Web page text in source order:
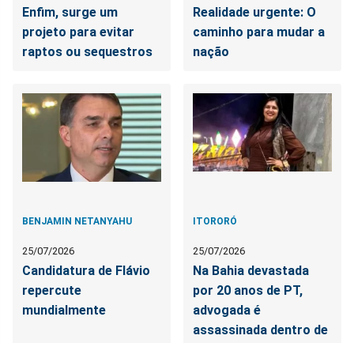
Enfim, surge um
projeto para evitar
raptos ou sequestros
Realidade urgente: O
caminho para mudar a
nação
BENJAMIN NETANYAHU
25/07/2026
Candidatura de Flávio
repercute
mundialmente
ITORORÓ
25/07/2026
Na Bahia devastada
por 20 anos de PT,
advogada é
assassinada dentro de